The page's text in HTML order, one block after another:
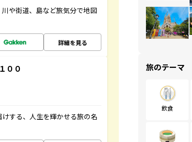
や街道、島など旅気分で地図
詳細を見る
００
する、人生を輝かせる旅の名
旅のテーマ
飲食